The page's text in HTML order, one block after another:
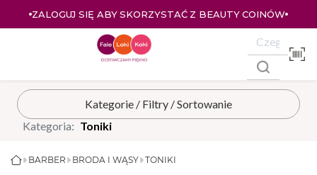
ZALOGUJ SIĘ ABY SKORZYSTAĆ Z BEAUTY COINÓW
Kategoria: Toniki
TONIKI
BRODA I WĄSY
BARBER